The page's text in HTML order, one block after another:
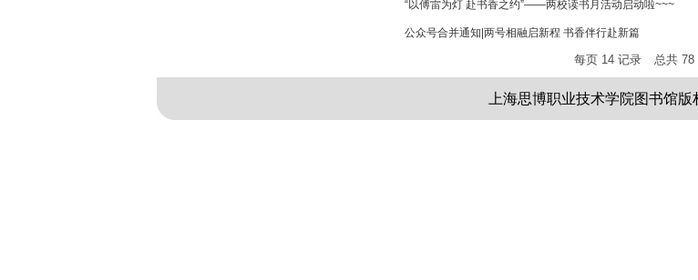
“以傅雷为灯 赴书香之约”——两校读书月活动启动啦~~~
公众号合并通知|两号相融启新程 书香伴行赴新篇
每页 14 记录 总共 78
上海思博职业技术学院图书馆版